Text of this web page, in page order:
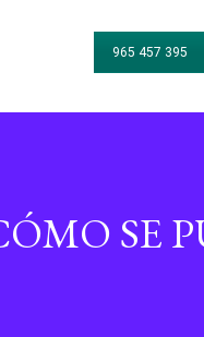
965 457 395
SE